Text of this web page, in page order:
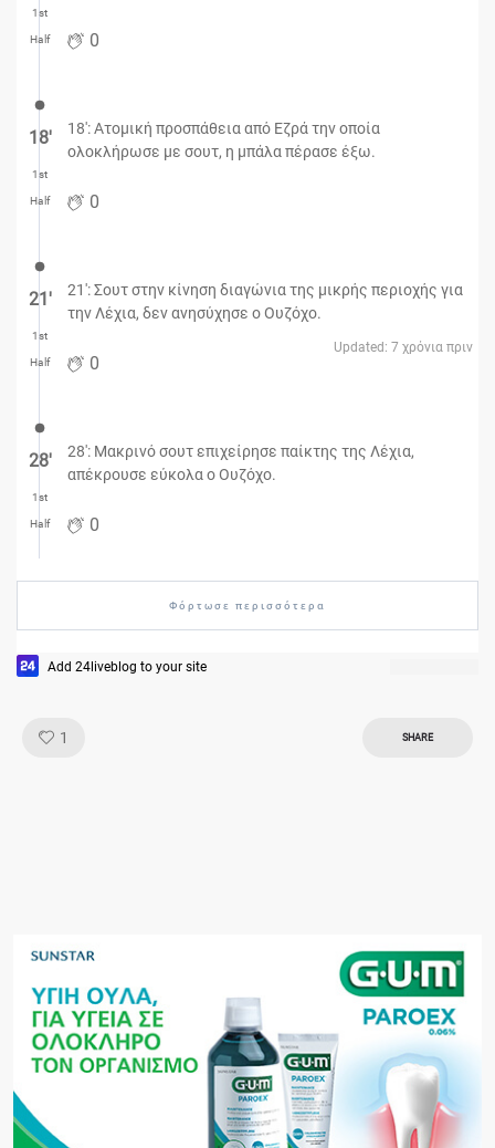
1st
Half 0
18′
1st
Half
18': Ατομική προσπάθεια από Εζρά την οποία
ολοκλήρωσε με σουτ, η μπάλα πέρασε έξω.
0
21′
1st
Half
21': Σουτ στην κίνηση διαγώνια της μικρής περιοχής για
την Λέχια, δεν ανησύχησε ο Ουζόχο.
Updated: 7 χρόνια πριν
0
28′
1st
Half
28': Μακρινό σουτ επιχείρησε παίκτης της Λέχια,
απέκρουσε εύκολα ο Ουζόχο.
0
Φόρτωσε περισσότερα
Add 24liveblog to your site
1 SHARE